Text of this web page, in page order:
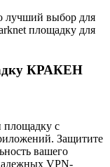
лучший выбор для
площадку для
КРАКЕН
площадку с
Защитите
вашего
VPN-